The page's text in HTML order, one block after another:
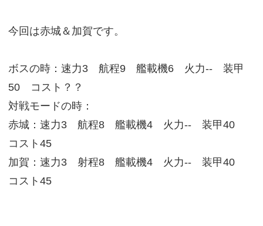
今回は赤城＆加賀です。
ボスの時：速力3 航程9 艦載機6 火力-- 装甲
50 コスト？？
対戦モードの時：
赤城：速力3 航程8 艦載機4 火力-- 装甲40
コスト45
加賀：速力3 射程8 艦載機4 火力-- 装甲40
コスト45